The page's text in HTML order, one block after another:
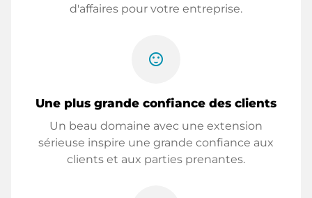
d'affaires pour votre entreprise.
sentiment_satisfied
Une plus grande confiance des clients
Un beau domaine avec une extension
sérieuse inspire une grande confiance aux
clients et aux parties prenantes.